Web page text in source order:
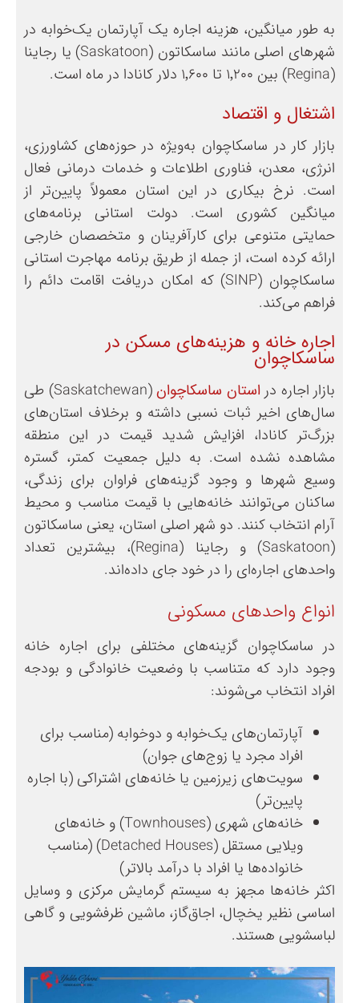
به طور میانگین، هزینه اجاره یک آپارتمان یک‌خوابه در
شهرهای اصلی مانند ساسکاتون (Saskatoon) یا رجاینا
(Regina) بین ۱٬۲۰۰ تا ۱٬۶۰۰ دلار کانادا در ماه است.
اشتغال و اقتصاد
بازار کار در ساسکاچوان به‌ویژه در حوزه‌های کشاورزی،
انرژی، معدن، فناوری اطلاعات و خدمات درمانی فعال
است. نرخ بیکاری در این استان معمولاً پایین‌تر از
میانگین کشوری است. دولت استانی برنامه‌های
حمایتی متنوعی برای کارآفرینان و متخصصان خارجی
ارائه کرده است، از جمله از طریق برنامه مهاجرت استانی
ساسکاچوان (SINP) که امکان دریافت اقامت دائم را
فراهم می‌کند.
اجاره‌ خانه و هزینه‌های مسکن در
ساسکاچوان
بازار اجاره دراستان ساسکاچوان
(Saskatchewan) طی
سال‌های اخیر ثبات نسبی داشته و برخلاف استان‌های
بزرگ‌تر کانادا، افزایش شدید قیمت در این منطقه
مشاهده نشده است. به دلیل جمعیت کمتر، گستره
وسیع شهرها و وجود گزینه‌های فراوان برای زندگی،
ساکنان می‌توانند خانه‌هایی با قیمت مناسب و محیط
آرام انتخاب کنند. دو شهر اصلی استان، یعنی ساسکاتون
(Saskatoon) و رجاینا (Regina)، بیشترین تعداد
واحدهای اجاره‌ای را در خود جای داده‌اند.
انواع واحدهای مسکونی
در ساسکاچوان گزینه‌های مختلفی برای اجاره خانه
وجود دارد که متناسب با وضعیت خانوادگی و بودجه
افراد انتخاب می‌شوند:
آپارتمان‌های یک‌خوابه و دو‌خوابه (مناسب برای
افراد مجرد یا زوج‌های جوان)
سویت‌های زیرزمین یا خانه‌های اشتراکی (با اجاره
پایین‌تر)
خانه‌های شهری (Townhouses) و خانه‌های
ویلایی مستقل (Detached Houses) (مناسب
خانواده‌ها یا افراد با درآمد بالاتر)
اکثر خانه‌ها مجهز به سیستم گرمایش مرکزی و وسایل
اساسی نظیر یخچال، اجاق‌گاز، ماشین ظرفشویی و گاهی
لباسشویی هستند.